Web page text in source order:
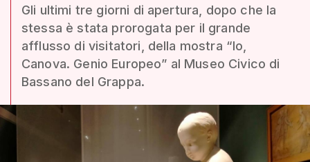
Gli ultimi tre giorni di apertura, dopo che la
stessa è stata prorogata per il grande
afflusso di visitatori, della mostra “Io,
Canova. Genio Europeo” al Museo Civico di
Bassano del Grappa.